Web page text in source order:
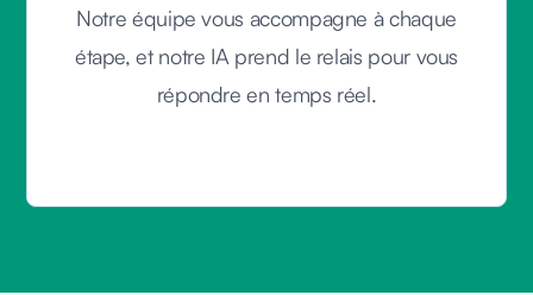
Notre équipe vous accompagne à chaque
étape, et notre IA prend le relais pour vous
répondre en temps réel.